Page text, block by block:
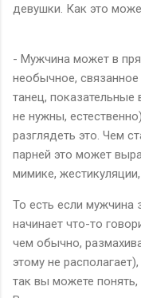
девушки. Как это
- Мужчина может в
необычное,
танец, показательные
не нужны,
разглядеть это. Чем
парней это может
мимике,
То есть если мужчина
начинает что-то
чем обычно,
этому не
так вы можете